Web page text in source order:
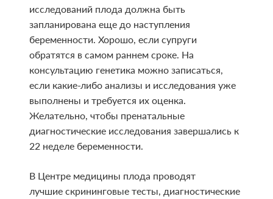
исследований плода должна быть
запланирована еще до наступления
беременности. Хорошо, если супруги
обратятся в самом раннем сроке. На
консультацию генетика можно записаться,
если какие-либо анализы и исследования уже
выполнены и требуется их оценка.
Желательно, чтобы пренатальные
диагностические исследования завершались к
22 неделе беременности.
В Центре медицины плода проводят
лучшие скрининговые тесты, диагностические